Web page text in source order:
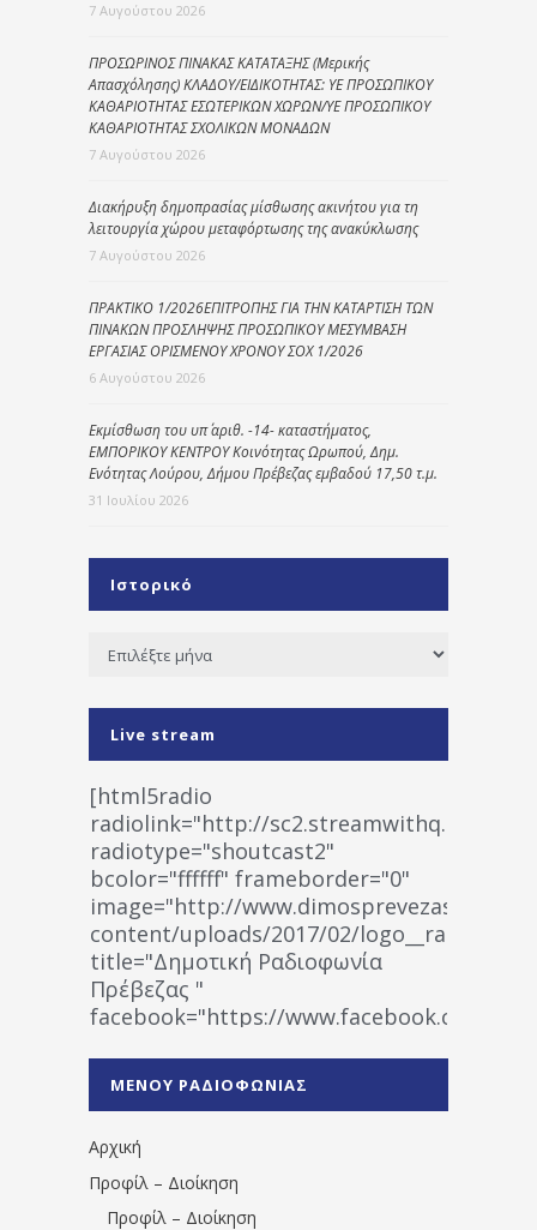
7 Αυγούστου 2026
ΠΡΟΣΩΡΙΝΟΣ ΠΙΝΑΚΑΣ ΚΑΤΑΤΑΞΗΣ (Μερικής
Απασχόλησης) ΚΛΑΔΟΥ/ΕΙΔΙΚΟΤΗΤΑΣ: ΥΕ ΠΡΟΣΩΠΙΚΟΥ
ΚΑΘΑΡΙΟΤΗΤΑΣ ΕΣΩΤΕΡΙΚΩΝ ΧΩΡΩΝ/ΥΕ ΠΡΟΣΩΠΙΚΟΥ
ΚΑΘΑΡΙΟΤΗΤΑΣ ΣΧΟΛΙΚΩΝ ΜΟΝΑΔΩΝ
7 Αυγούστου 2026
Διακήρυξη δημοπρασίας μίσθωσης ακινήτου για τη
λειτουργία χώρου μεταφόρτωσης της ανακύκλωσης
7 Αυγούστου 2026
ΠΡΑΚΤΙΚΟ 1/2026ΕΠΙΤΡΟΠΗΣ ΓΙΑ ΤΗΝ ΚΑΤΑΡΤΙΣΗ ΤΩΝ
ΠΙΝΑΚΩΝ ΠΡΟΣΛΗΨΗΣ ΠΡΟΣΩΠΙΚΟΥ ΜΕΣΥΜΒΑΣΗ
ΕΡΓΑΣΙΑΣ ΟΡΙΣΜΕΝΟΥ ΧΡΟΝΟΥ ΣΟΧ 1/2026
6 Αυγούστου 2026
Εκμίσθωση του υπ΄ αριθ. -14- καταστήματος,
ΕΜΠΟΡΙΚΟΥ ΚΕΝΤΡΟΥ Κοινότητας Ωρωπού, Δημ.
Ενότητας Λούρου, Δήμου Πρέβεζας εμβαδού 17,50 τ.μ.
31 Ιουλίου 2026
Ιστορικό
Ιστορικό
Live stream
[html5radio
radiolink="http://
radiotype="shoutcast2"
bcolor="ffffff" frameborder="0"
image="http://www.dimosprevezas.gr/wp-
content/uploads/2017/02/
title="Δημοτική Ραδιοφωνία
Πρέβεζας "
facebook="https://www.facebook.com/
1531194763766854/" artist="" ]
ΜΕΝΟΥ ΡΑΔΙΟΦΩΝΙΑΣ
Αρχική
Προφίλ – Διοίκηση
Προφίλ – Διοίκηση